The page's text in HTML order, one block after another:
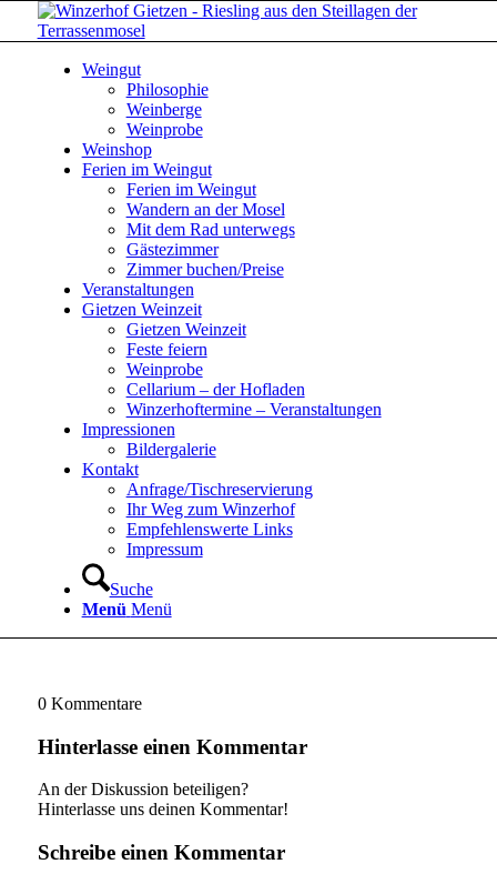
Weingut
Philosophie
Weinberge
Weinprobe
Weinshop
Ferien im Weingut
Ferien im Weingut
Wandern an der Mosel
Mit dem Rad unterwegs
Gästezimmer
Zimmer buchen/Preise
Veranstaltungen
Gietzen Weinzeit
Gietzen Weinzeit
Feste feiern
Weinprobe
Cellarium – der Hofladen
Winzerhoftermine – Veranstaltungen
Impressionen
Bildergalerie
Kontakt
Anfrage/Tischreservierung
Ihr Weg zum Winzerhof
Empfehlenswerte Links
Impressum
Suche
Menü Menü
0 Kommentare
Hinterlasse einen Kommentar
An der Diskussion beteiligen?
Hinterlasse uns deinen Kommentar!
Schreibe einen Kommentar